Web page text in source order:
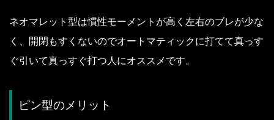
ネオマレット型は慣性モーメントが高く左右のブレが少な
く、開閉もすくないのでオートマティックに打てて真っす
ぐ引いて真っすぐ打つ人にオススメです。
ピン型のメリット